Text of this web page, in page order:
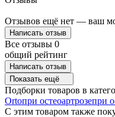
Отзывов ещё нет — ваш
Написать отзыв
Все отзывы 0
общий рейтинг
Написать отзыв
Показать ещё
Подборки товаров в
Ortoпри остеоартрозепри
C этим товаром также